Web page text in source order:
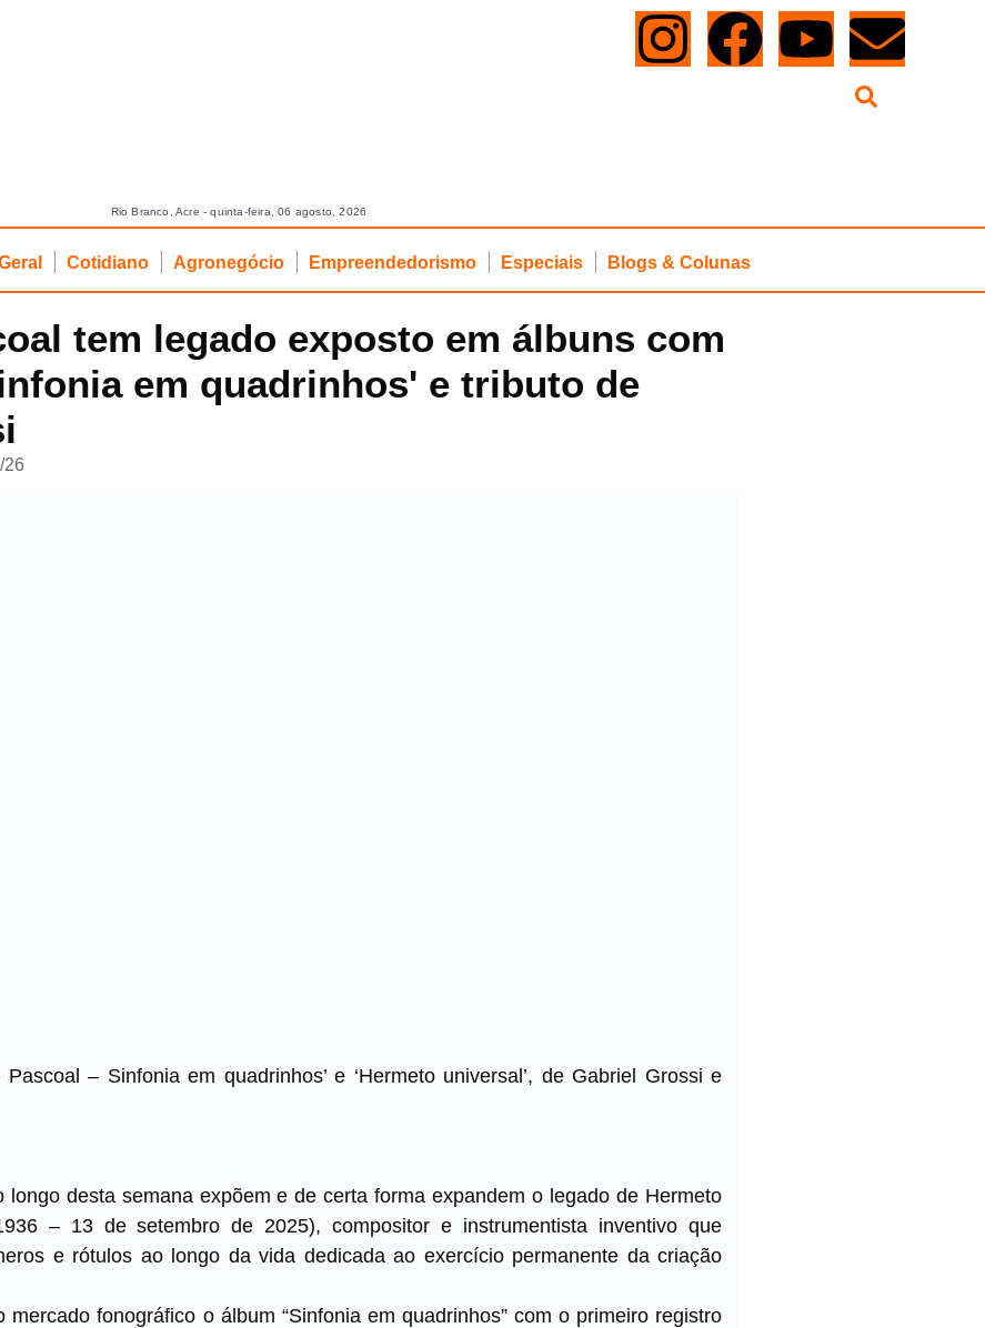
Rio Branco, Acre - quinta-feira, 06 agosto, 2026
Cotidiano Agronegócio Empreendedorismo Especiais Blogs & Colunas
tem legado exposto em álbuns com
em quadrinhos' e tributo de
26
– Sinfonia em quadrinhos’ e ‘Hermeto universal’, de Gabriel Grossi e
desta semana expõem e de certa forma expandem o legado de Hermeto
– 13 de setembro de 2025), compositor e instrumentista inventivo que
e rótulos ao longo da vida dedicada ao exercício permanente da criação
fonográfico o álbum “Sinfonia em quadrinhos” com o primeiro registro